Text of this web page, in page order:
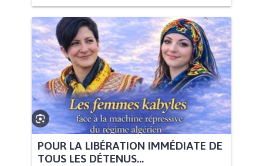
POUR LA LIBÉRATION IMMÉDIATE DE
TOUS LES DÉTENUS...